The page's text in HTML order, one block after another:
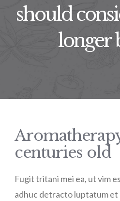
should
longer
centuries old
Fugit tritani mei ea, ut vim
adhuc detracto luptatum et